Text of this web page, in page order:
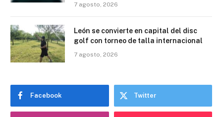
7 agosto, 2026
León se convierte en capital del disc
golf con torneo de talla internacional
7 agosto, 2026
Facebook Twitter